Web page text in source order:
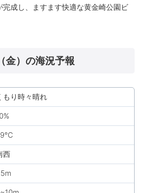
成し、ますます快適な黄金崎公園ビ
金）の海況予報
もり時々晴れ
西